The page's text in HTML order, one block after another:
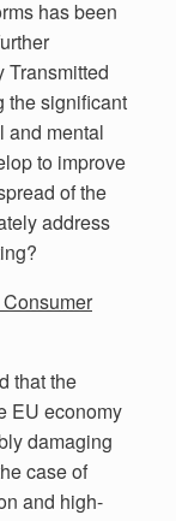
has been
Transmitted
the significant
and mental
to improve
of the
address
that the
EU economy
damaging
case of
and high-